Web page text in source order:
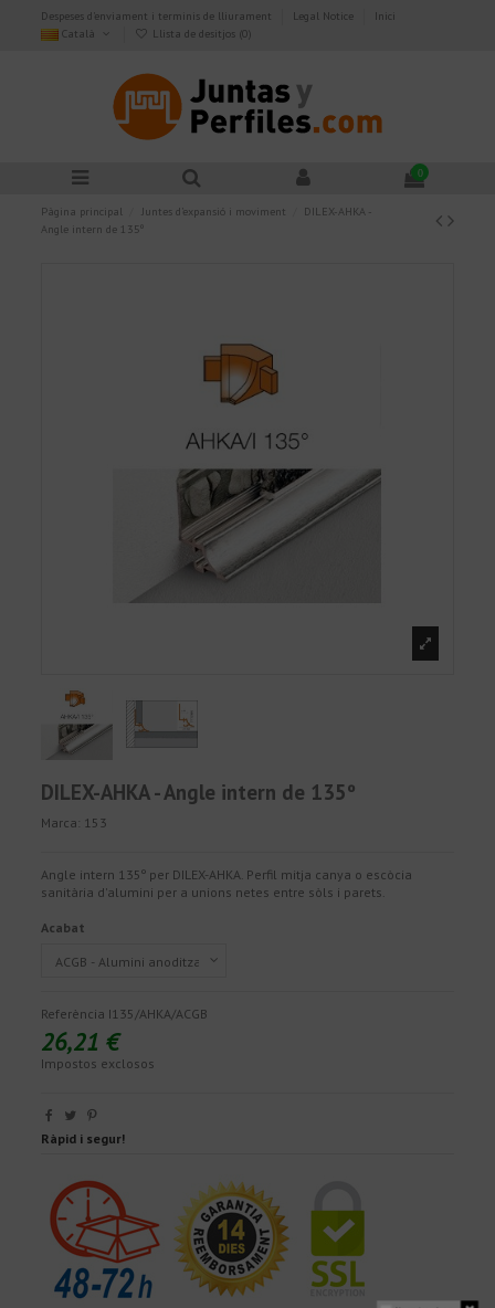
Despeses d'enviament i terminis de lliurament Legal Notice
Inici
Català
Llista de desitjos (0)
0
Pàgina principal Juntes d’expansió i moviment
DILEX-AHKA -
Angle intern de 135º
DILEX-AHKA - Angle intern de 135º
Marca: 153
Angle intern 135º per DILEX-AHKA. Perfil mitja canya o escòcia
sanitària d'alumini per a unions netes entre sòls i parets.
Acabat
Referència I135/AHKA/ACGB
26,21 €
Impostos exclosos
Ràpid i segur!